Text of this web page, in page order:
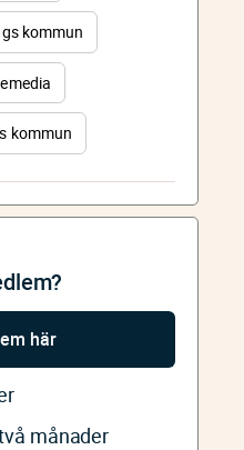
kommun
kommun
här
månader